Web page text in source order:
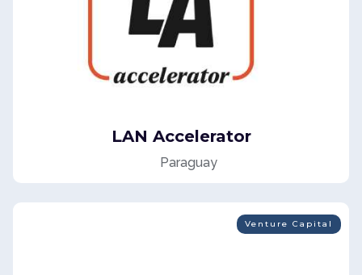
LAN Accelerator
Paraguay
Venture Capital